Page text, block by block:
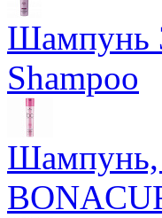
Шампунь
Shampoo
Шампунь,